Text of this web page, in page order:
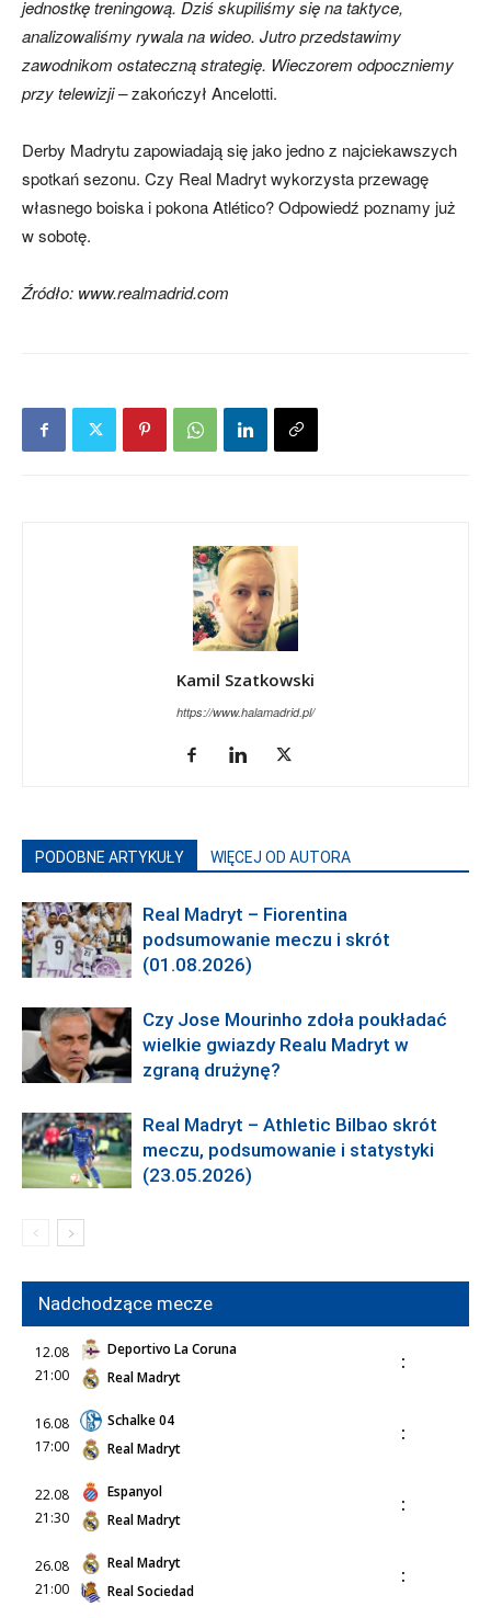
jednostkę treningową. Dziś skupiliśmy się na taktyce,
analizowaliśmy rywala na wideo. Jutro przedstawimy
zawodnikom ostateczną strategię. Wieczorem odpoczniemy
przy telewizji –zakończył Ancelotti.
Derby Madrytu zapowiadają się jako jedno z najciekawszych
spotkań sezonu. Czy Real Madryt wykorzysta przewagę
własnego boiska i pokona Atlético? Odpowiedź poznamy już
w sobotę.
Źródło: www.realmadrid.com
Kamil Szatkowski
https://www.halamadrid.pl/
PODOBNE ARTYKUŁY WIĘCEJ OD AUTORA
Real Madryt – Fiorentina
podsumowanie meczu i skrót
(01.08.2026)
Czy Jose Mourinho zdoła poukładać
wielkie gwiazdy Realu Madryt w
zgraną drużynę?
Real Madryt – Athletic Bilbao skrót
meczu, podsumowanie i statystyki
(23.05.2026)
Nadchodzące mecze
12.08
21:00
Deportivo La Coruna
Real Madryt
:
16.08
17:00
Schalke 04
Real Madryt
:
22.08
21:30
Espanyol
Real Madryt
:
26.08
21:00
Real Madryt
Real Sociedad
: